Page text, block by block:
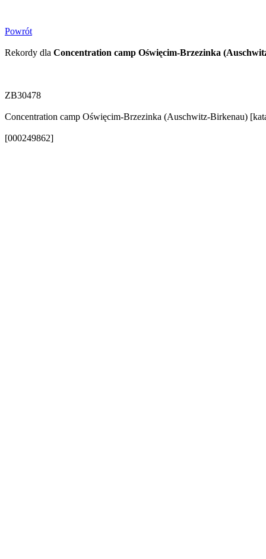
Powrót
Rekordy dla Concentration camp Oświęcim-Brzezinka
ZB30478
Concentration camp Oświęcim-Brzezinka (Auschwitz-Birkenau)
[000249862]